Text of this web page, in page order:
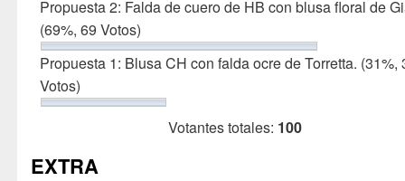
Propuesta 2: Falda de cuero de HB con blusa floral de
(69%, 69 Votos)
Propuesta 1: Blusa CH con falda ocre de Torretta. (31%,
Votos)
Votantes totales: 100
EXTRA